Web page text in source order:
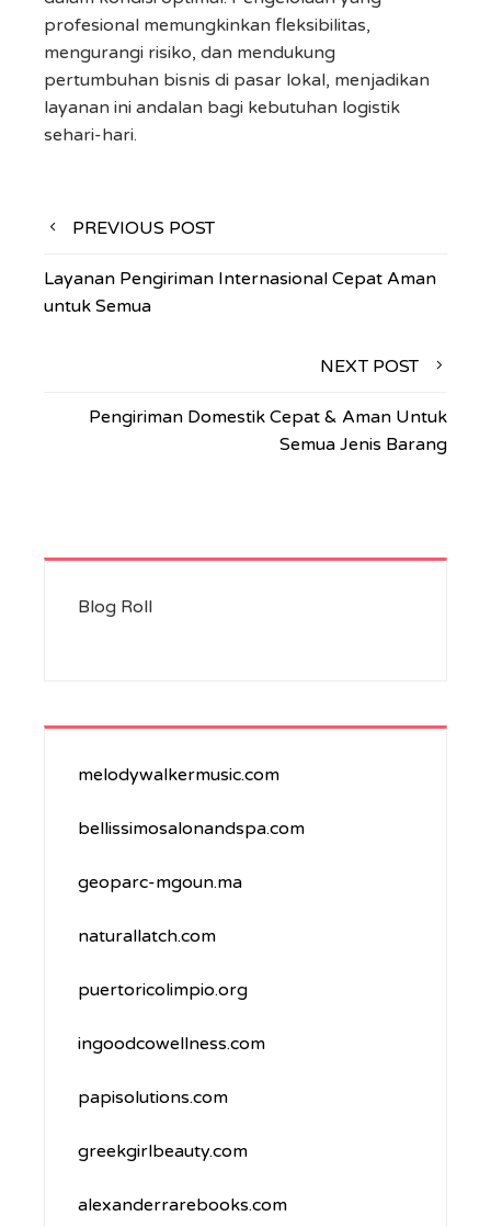
profesional memungkinkan fleksibilitas,
mengurangi risiko, dan mendukung
pertumbuhan bisnis di pasar lokal, menjadikan
layanan ini andalan bagi kebutuhan logistik
sehari-hari.
Navigasi
pos
PREVIOUS POST
Layanan Pengiriman Internasional Cepat Aman
untuk Semua
NEXT POST
Pengiriman Domestik Cepat & Aman Untuk
Semua Jenis Barang
Blog Roll
melodywalkermusic.com
bellissimosalonandspa.com
geoparc-mgoun.ma
naturallatch.com
puertoricolimpio.org
ingoodcowellness.com
papisolutions.com
greekgirlbeauty.com
alexanderrarebooks.com